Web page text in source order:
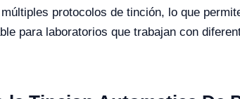
protocolos de tinción, lo que
para laboratorios que trabajan con